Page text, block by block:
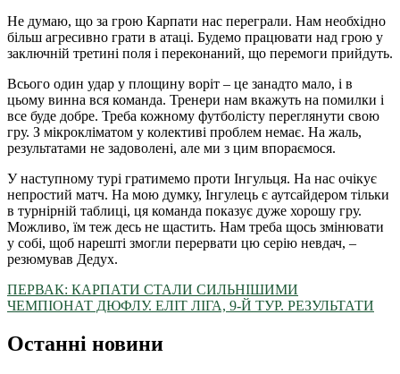
Не думаю, що за грою Карпати нас переграли. Нам необхідно
більш агресивно грати в атаці. Будемо працювати над грою у
заключній третині поля і переконаний, що перемоги прийдуть.
Всього один удар у площину воріт – це занадто мало, і в
цьому винна вся команда. Тренери нам вкажуть на помилки і
все буде добре. Треба кожному футболісту переглянути свою
гру. З мікрокліматом у колективі проблем немає. На жаль,
результатами не задоволені, але ми з цим впораємося.
У наступному турі гратимемо проти Інгульця. На нас очікує
непростий матч. На мою думку, Інгулець є аутсайдером тільки
в турнірній таблиці, ця команда показує дуже хорошу гру.
Можливо, їм теж десь не щастить. Нам треба щось змінювати
у собі, щоб нарешті змогли перервати цю серію невдач, –
резюмував Дедух.
ПЕРВАК: КАРПАТИ СТАЛИ СИЛЬНІШИМИ
ЧЕМПІОНАТ ДЮФЛУ. ЕЛІТ ЛІГА, 9-Й ТУР. РЕЗУЛЬТАТИ
Останні новини